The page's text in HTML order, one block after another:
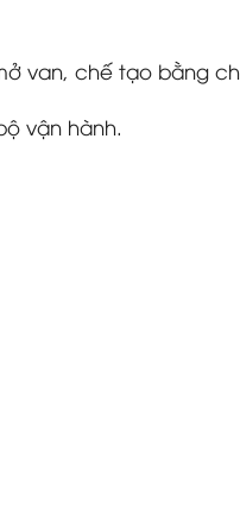
van, chế tạo bằng
vận hành.